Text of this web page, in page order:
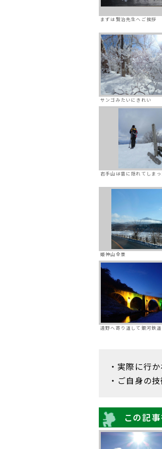
まずは賢治先生へご挨拶
サンゴみたいにきれい
岩手山は雲に隠れてしまっ
姫神山全景
遠野へ寄り道して銀河鉄道
・実際に行
・ご自身の
この記